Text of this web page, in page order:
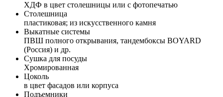
ХДФ в цвет столешницы или с фотопечатью
Столешница
пластиковая; из искусственного камня
Выкатные системы
ПВШ полного открывания, тандембоксы BOYARD
(Россия) и др.
Сушка для посуды
Хромированная
Цоколь
в цвет фасадов или корпуса
Подъемники